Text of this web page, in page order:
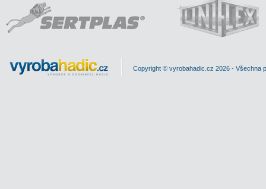
Copyright © vyrobahadic.cz 2026 - Všechna